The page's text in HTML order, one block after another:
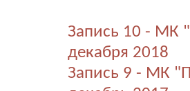
Запись 10 - МК
декабря 2018
Запись 9 - МК